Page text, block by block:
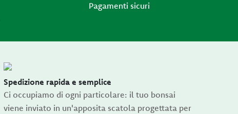
Pagamenti sicuri
Spedizione rapida e semplice
Ci occupiamo di ogni particolare: il tuo bonsai
viene inviato in un'apposita scatola progettata per